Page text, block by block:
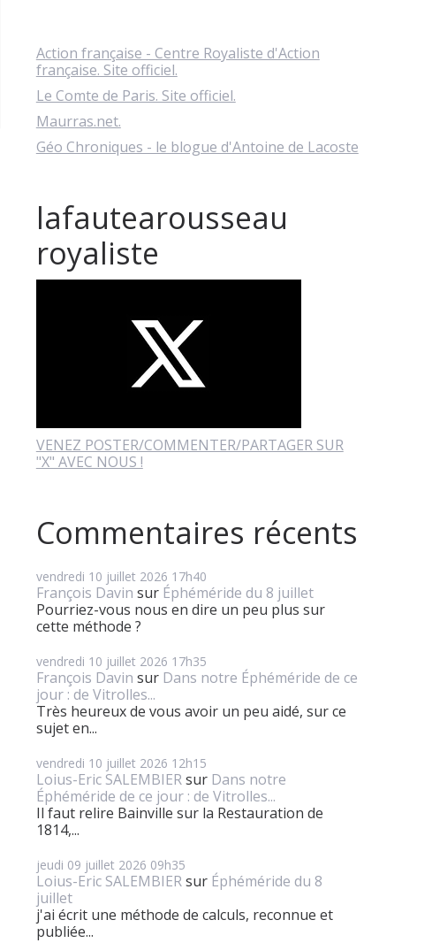
Action française - Centre Royaliste d'Action
française. Site officiel.
Le Comte de Paris. Site officiel.
Maurras.net.
Géo Chroniques - le blogue d'Antoine de Lacoste
lafautearousseau
royaliste
VENEZ POSTER/COMMENTER/PARTAGER SUR
"X" AVEC NOUS !
Commentaires récents
vendredi 10 juillet 2026 17h40
François Davin sur Éphéméride du 8 juillet
Pourriez-vous nous en dire un peu plus sur
cette méthode ?
vendredi 10 juillet 2026 17h35
François Davin sur Dans notre Éphéméride de ce
jour : de Vitrolles...
Très heureux de vous avoir un peu aidé, sur ce
sujet en...
vendredi 10 juillet 2026 12h15
Loius-Eric SALEMBIERsur Dans notre
Éphéméride de ce jour : de Vitrolles...
Il faut relire Bainville sur la Restauration de
1814,...
jeudi 09 juillet 2026 09h35
Loius-Eric SALEMBIERsur Éphéméride du 8
juillet
j'ai écrit une méthode de calculs, reconnue et
publiée...